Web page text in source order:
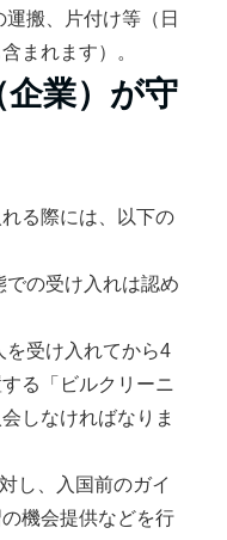
搬、片付け等（日
まれます）。
業）が守
る際には、以下の
での受け入れは認め
を受け入れてから4
る「ビルクリーニ
しなければなりま
し、入国前のガイ
機会提供などを行